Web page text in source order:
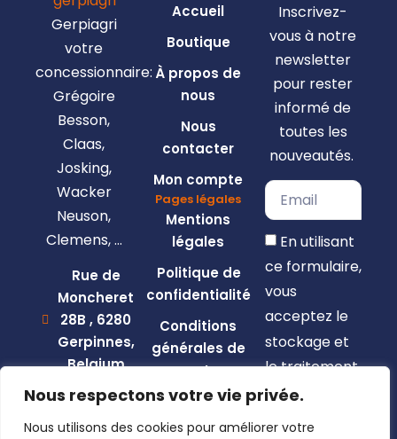
Nous respectons votre vie privée.
Nous utilisons des cookies pour améliorer votre
Gerpiagri
votre
concessionnaire:
Grégoire
Besson,
Claas,
Josking,
Wacker
Neuson,
Clemens, …
Rue de
Moncheret
28B , 6280
Gerpinnes,
Belgium
+32 492
Accueil
Boutique
À propos de
nous
Nous
contacter
Mon compte
Pages légales
Mentions
légales
Politique de
confidentialité
Conditions
générales de
vente
Inscrivez-
vous à notre
newsletter
pour rester
informé de
toutes les
nouveautés.
En utilisant
ce formulaire,
vous
acceptez le
stockage et
le traitement
de vos